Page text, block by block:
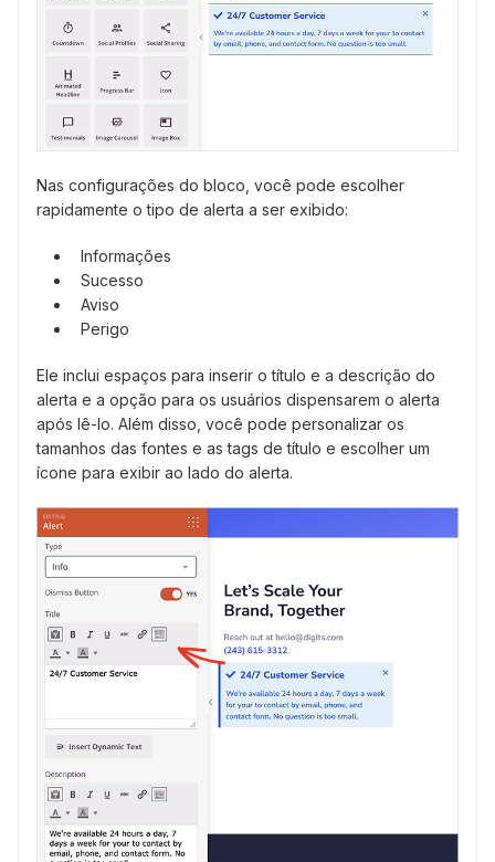
Nas configurações do bloco, você pode escolher
rapidamente o tipo de alerta a ser exibido:
Informações
Sucesso
Aviso
Perigo
Ele inclui espaços para inserir o título e a descrição do
alerta e a opção para os usuários dispensarem o alerta
após lê-lo. Além disso, você pode personalizar os
tamanhos das fontes e as tags de título e escolher um
ícone para exibir ao lado do alerta.